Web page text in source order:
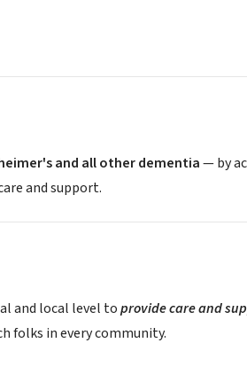
and all other dementia— by
and support.
and local level toprovide care and
folks in every community.